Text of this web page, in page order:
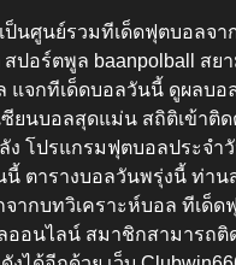
เป็นศูนย์รวมทีเด็ดฟุตบอลจา
สปอร์ตพูล baanpolball ส
แจกทีเด็ดบอลวันนี้ ดูผลบอ
ซียนบอลสุดแม่น สถิติเข้าติ
ง โปรแกรมฟุตบอลประจำ
นี้ ตารางบอลวันพรุ่งนี้ ท่าน
ากบทวิเคราะห์บอล ทีเด็ด
ออนไลน์ สมาชิกสามารถติ